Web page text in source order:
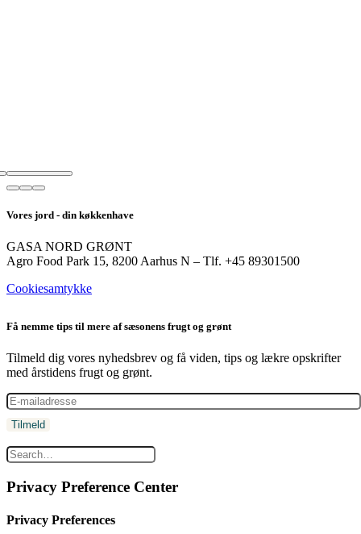
Vores jord - din køkkenhave
GASA NORD GRØNT
Agro Food Park 15, 8200 Aarhus N – Tlf. +45 89301500
Cookiesamtykke
Få nemme tips til mere af sæsonens frugt og grønt
Tilmeld dig vores nyhedsbrev og få viden, tips og lækre opskrifter
med årstidens frugt og grønt.
Privacy Preference Center
Privacy Preferences